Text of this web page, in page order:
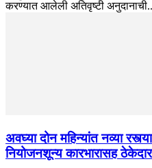
करण्यात आलेली अतिवृष्टी
अवघ्या दोन महिन्यांत नव्या
नियोजनशून्य कारभारासह